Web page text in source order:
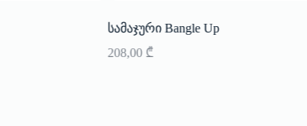
სამაჯური Bangle Up
208,00 ₾